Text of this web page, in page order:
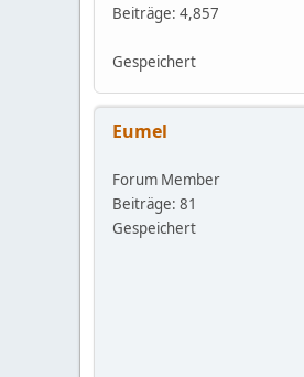
Beiträge: 4,857
Gespeichert
Eumel
Forum Member
Beiträge: 81
Gespeichert